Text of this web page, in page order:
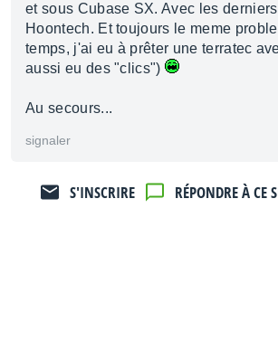
et sous Cubase SX. Avec les
Hoontech. Et toujours le meme
temps, j'ai eu à prêter une terratec
aussi eu des "clics")
Au secours...
signaler
RÉPONDRE À CE
S'INSCRIRE